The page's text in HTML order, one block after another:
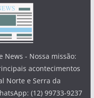
News - Nossa missão:
acontecimentos
Norte e Serra da
(12) 99733-9237